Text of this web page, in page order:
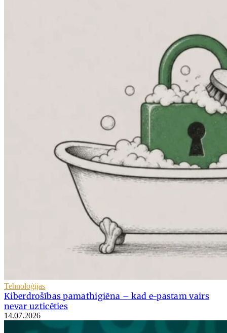
Tehnoloģijas
Kiberdrošības pamathigiēna – kad e-pastam vairs
nevar uzticēties
14.07.2026